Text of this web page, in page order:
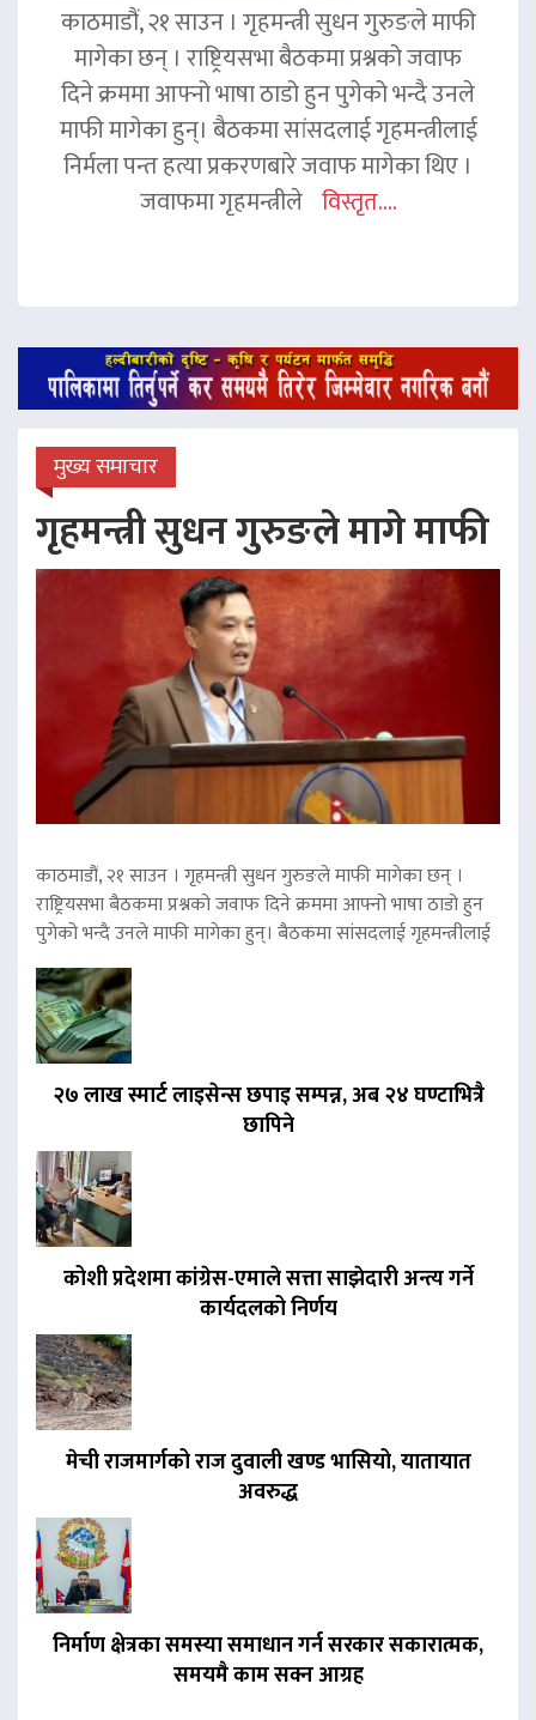
काठमाडौं, २१ साउन । गृहमन्त्री सुधन गुरुङले माफी
मागेका छन् । राष्ट्रियसभा बैठकमा प्रश्नको जवाफ
दिने क्रममा आफ्नो भाषा ठाडो हुन पुगेको भन्दै उनले
माफी मागेका हुन्। बैठकमा सांसदलाई गृहमन्त्रीलाई
निर्मला पन्त हत्या प्रकरणबारे जवाफ मागेका थिए ।
जवाफमा गृहमन्त्रीले विस्तृत....
मुख्य समाचार
गृहमन्त्री सुधन गुरुङले मागे माफी
काठमाडौं, २१ साउन । गृहमन्त्री सुधन गुरुङले माफी मागेका छन् ।
राष्ट्रियसभा बैठकमा प्रश्नको जवाफ दिने क्रममा आफ्नो भाषा ठाडो हुन
पुगेको भन्दै उनले माफी मागेका हुन्। बैठकमा सांसदलाई गृहमन्त्रीलाई
२७ लाख स्मार्ट लाइसेन्स छपाइ सम्पन्न, अब २४ घण्टाभित्रै
छापिने
कोशी प्रदेशमा कांग्रेस-एमाले सत्ता साझेदारी अन्त्य गर्ने
कार्यदलको निर्णय
मेची राजमार्गको राज दुवाली खण्ड भासियो, यातायात
अवरुद्ध
निर्माण क्षेत्रका समस्या समाधान गर्न सरकार सकारात्मक,
समयमै काम सक्न आग्रह